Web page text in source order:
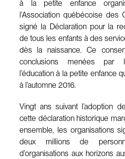
à la petite enfance
l’Association québécoise des
signé la Déclaration pour la
de tous les enfants à des
dès la naissance. Ce
conclusions menées par
l’éducation à la petite enfance
à l’automne 2016.
Vingt ans suivant l’adoption
cette déclaration historique
ensemble, les organisations
deux millions de
d’organisations aux horizons